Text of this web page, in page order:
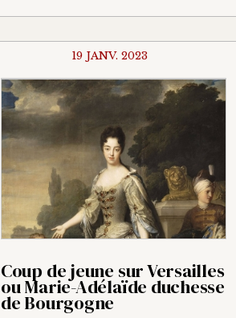
19 JANV. 2023
Coup de jeune sur Versailles
ou Marie-Adélaïde duchesse
de Bourgogne